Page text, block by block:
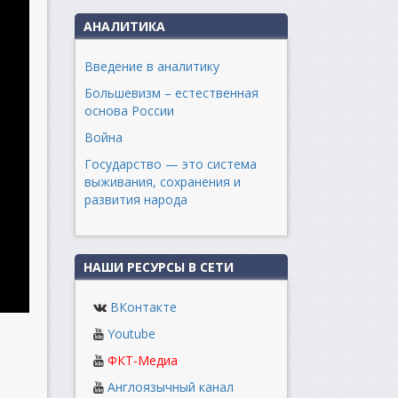
АНАЛИТИКА
Введение в аналитику
Большевизм – естественная
основа России
Война
Государство — это система
выживания, сохранения и
развития народа
НАШИ РЕСУРСЫ В СЕТИ
ВКонтакте
Youtube
ФКТ-Медиа
Англоязычный канал